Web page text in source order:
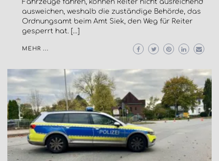
Fahrzeuge fahren, können Reiter nicht ausreichend
ausweichen, weshalb die zuständige Behörde, das
Ordnungsamt beim Amt Siek, den Weg für Reiter
gesperrt hat. […]
MEHR ...